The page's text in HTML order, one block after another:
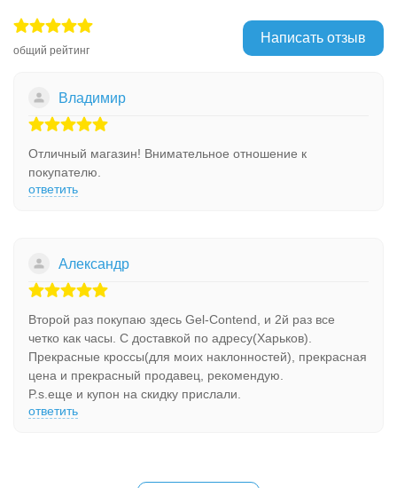
общий рейтинг
Написать отзыв
Владимир
Отличный магазин! Внимательное отношение к
покупателю.
ответить
Александр
Второй раз покупаю здесь Gel-Contend, и 2й раз все
четко как часы. С доставкой по адресу(Харьков).
Прекрасные кроссы(для моих наклонностей), прекрасная
цена и прекрасный продавец, рекомендую.
P.s.еще и купон на скидку прислали.
ответить